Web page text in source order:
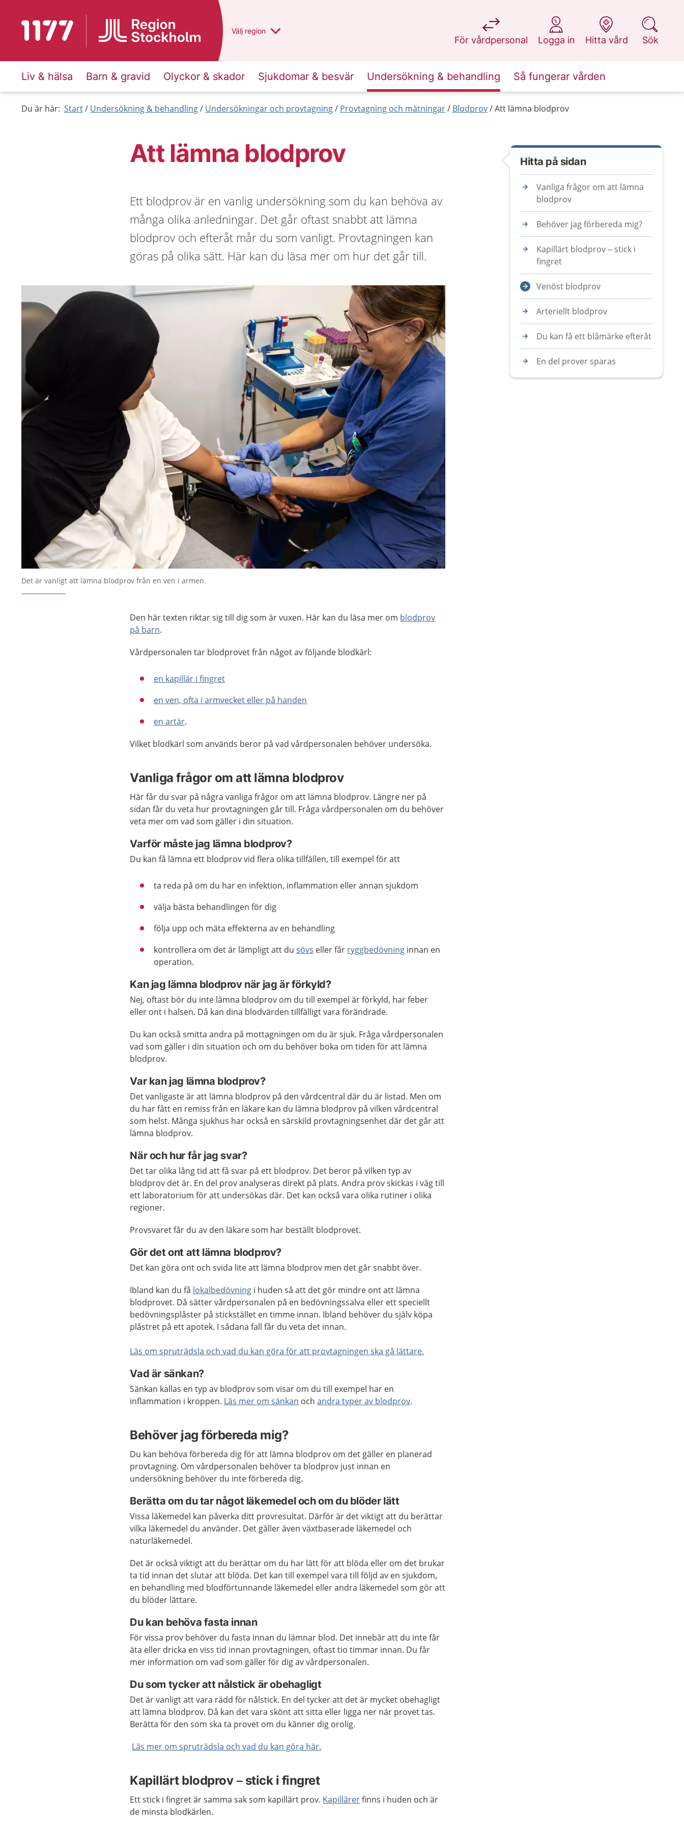
Till startsidan för 1177 Du har valt region
Välj en annan
region
För vårdpersonal
på 1177.se
Logga in
på 1177.se
Hitta vård
på 1177.se
Sök
på 1177.se
Liv & hälsa Barn & gravid Olyckor & skador Sjukdomar & besvär Undersökning & behandling Så fungerar vården
Du är här: Start Undersökning & behandling Undersökningar och provtagning Provtagning och mätningar Blodprov Att lämna blodprov
Att lämna blodprov
Ett blodprov är en vanlig undersökning som du kan behöva av
många olika anledningar. Det går oftast snabbt att lämna
blodprov och efteråt mår du som vanligt. Provtagningen kan
göras på olika sätt. Här kan du läsa mer om hur det går till.
Det är vanligt att lämna blodprov från en ven i armen.
Den här texten riktar sig till dig som är vuxen. Här kan du läsa mer om blodprov
på barn.
Vårdpersonalen tar blodprovet från något av följande blodkärl:
en kapillär ­i fingret
en ven, ofta i armvecket eller på handen
en artär.
Vilket blodkärl som används beror på vad vårdpersonalen behöver undersöka.
Vanliga frågor om att lämna blodprov
Här får du svar på några vanliga frågor om att lämna blodprov. Längre ner på
sidan får du veta hur provtagningen går till. Fråga vårdpersonalen om du behöver
veta mer om vad som gäller i din situation.
Varför måste jag lämna blodprov?
Du kan få lämna ett blodprov vid flera olika tillfällen, till exempel för att
ta reda på om du har en infektion, inflammation eller annan sjukdom
välja bästa behandlingen för dig
följa upp och mäta effekterna av en behandling
kontrollera om det är lämpligt att dusövs eller får ryggbedövning innan en
operation.
Kan jag lämna blodprov när jag är förkyld?
Nej, oftast bör du inte lämna blodprov om du till exempel är förkyld, har feber
eller ont i halsen. Då kan dina blodvärden tillfälligt vara förändrade.
Du kan också smitta andra på mottagningen om du är sjuk. Fråga vårdpersonalen
vad som gäller i din situation och om du behöver boka om tiden för att lämna
blodprov.
Var kan jag lämna blodprov?
Det vanligaste är att lämna blodprov på den vårdcentral där du är listad. Men om
du har fått en remiss från en läkare kan du lämna blodprov på vilken vårdcentral
som helst. Många sjukhus har också en särskild provtagningsenhet där det går att
lämna blodprov.
När och hur får jag svar?
Det tar olika lång tid att få svar på ett blodprov. Det beror på vilken typ av
blodprov det är. En del prov analyseras direkt på plats. Andra prov skickas i väg till
ett laboratorium för att undersökas där. Det kan också vara olika rutiner i olika
regioner.
Provsvaret får du av den läkare som har beställt blodprovet.
Gör det ont att lämna blodprov?
Det kan göra ont och svida lite att lämna blodprov men det går snabbt över.
Ibland kan du få lokalbedövning i huden så att det gör mindre ont att lämna
blodprovet. Då sätter vårdpersonalen på en bedövningssalva eller ett speciellt
bedövningsplåster på stickstället en timme innan. Ibland behöver du själv köpa
plåstret på ett apotek. I sådana fall får du veta det innan.
Läs om spruträdsla och vad du kan göra för att provtagningen ska gå lättare.
Vad är sänkan?
Sänkan kallas en typ av blodprov som visar om du till exempel har en
inflammation i kroppen. Läs mer om sänkan ochandra typer av blodprov.
Behöver jag förbereda mig?
Du kan behöva förbereda dig för att lämna blodprov om det gäller en planerad
provtagning. Om vårdpersonalen behöver ta blodprov just innan en
undersökning behöver du inte förbereda dig.
Berätta om du tar något läkemedel och om du blöder lätt
Vissa läkemedel kan påverka ditt provresultat. Därför är det viktigt att du berättar
vilka läkemedel du använder. Det gäller även växtbaserade läkemedel och
naturläkemedel.
Det är också viktigt att du berättar om du har lätt för att blöda eller om det brukar
ta tid innan det slutar att blöda. Det kan till exempel vara till följd av en sjukdom,
en behandling med blodförtunnande läkemedel eller andra läkemedel som gör att
du blöder lättare.
Du kan behöva fasta innan
För vissa prov behöver du fasta innan du lämnar blod. Det innebär att du inte får
äta eller dricka en viss tid innan provtagningen, oftast tio timmar innan. Du får
mer information om vad som gäller för dig av vårdpersonalen.
Du som tycker att nålstick är obehagligt
Det är vanligt att vara rädd för nålstick. En del tycker att det är mycket obehagligt
att lämna blodprov. Då kan det vara skönt att sitta eller ligga ner när provet tas.
Berätta för den som ska ta provet om du känner dig orolig.
Läs mer om spruträdsla och vad du kan göra här.
Kapillärt blodprov – stick i fingret
Ett stick i fingret är samma sak som kapillärt prov. Kapillärerfinns i huden och är
de minsta blodkärlen.
Hitta på sidan
Vanliga frågor om att lämna
blodprov
Behöver jag förbereda mig?
Kapillärt blodprov – stick i
fingret
Venöst blodprov
Arteriellt blodprov
Du kan få ett blåmärke efteråt
En del prover sparas